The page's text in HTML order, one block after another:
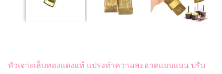
หัวเจาะเล็บทองแดงแท้ แปรงทำความสะอาดแบบแบน ปรับ